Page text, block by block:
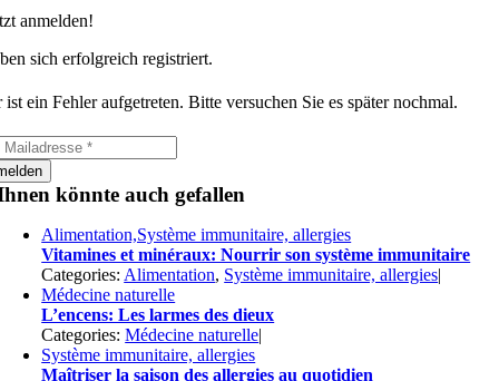
anmelden!
sich erfolgreich registriert.
ist ein Fehler aufgetreten. Bitte versuchen Sie es später nochmal.
könnte auch gefallen
Alimentation,Système immunitaire, allergies
Vitamines et minéraux: Nourrir son système immunitaire
Categories: Alimentation, Système immunitaire, allergies|
Médecine naturelle
L’encens: Les larmes des dieux
Categories:Médecine naturelle|
Système immunitaire, allergies
Maîtriser la saison des allergies au quotidien